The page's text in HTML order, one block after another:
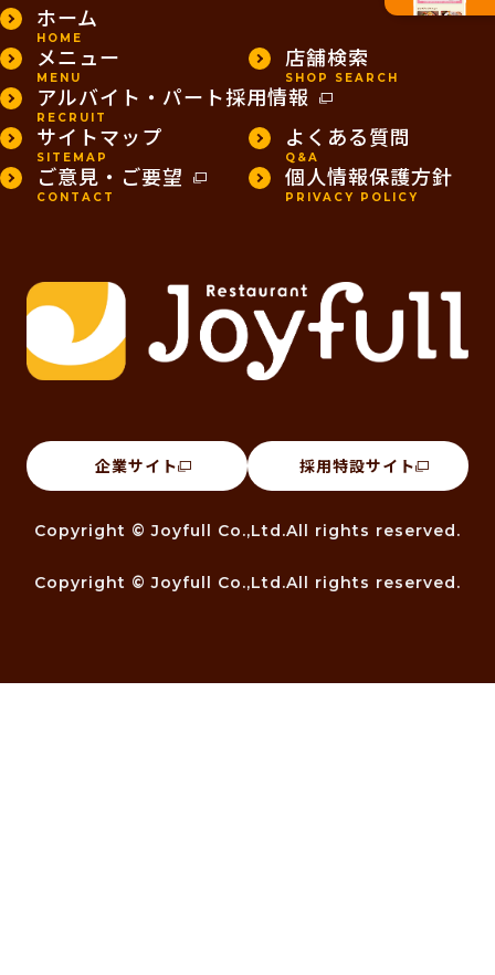
ホーム
HOME
メニュー
MENU
店舗検索
SHOP SEARCH
アルバイト・パート採用情報
RECRUIT
サイトマップ
SITEMAP
よくある質問
Q&A
ご意見・ご要望
CONTACT
個人情報保護方針
PRIVACY POLICY
企業サイト 採用特設サイト
Copyright © Joyfull Co.,Ltd.All rights reserved.
Copyright © Joyfull Co.,Ltd.All rights reserved.